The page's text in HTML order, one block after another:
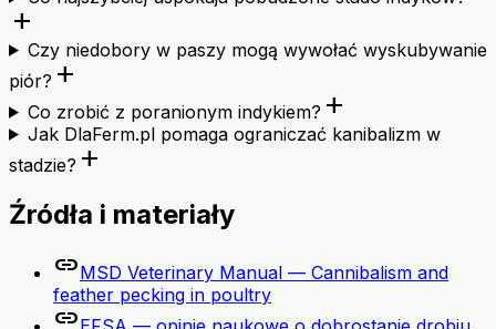
add
Czy niedobory w paszy mogą wywołać wyskubywanie
piór? add
Co zrobić z poranionym indykiem? add
Jak DlaFerm.pl pomaga ograniczać kanibalizm w
stadzie? add
Źródła i materiały
linkMSD Veterinary Manual — Cannibalism and
feather pecking in poultry
link